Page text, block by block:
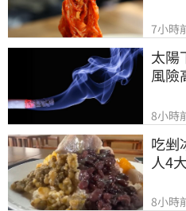
7小時
太陽
風險
8小時
吃剉
人4
8小時